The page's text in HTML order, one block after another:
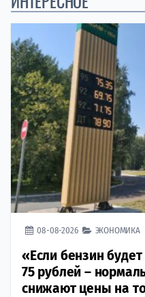
08-08-2026 ЭКОНОМИКА
«Если бензин
75 рублей –
снижают цены на